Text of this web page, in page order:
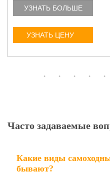
УЗНАТЬ БОЛЬШЕ
УЗНАТЬ ЦЕНУ
Часто задаваемые
Какие виды
бывают?